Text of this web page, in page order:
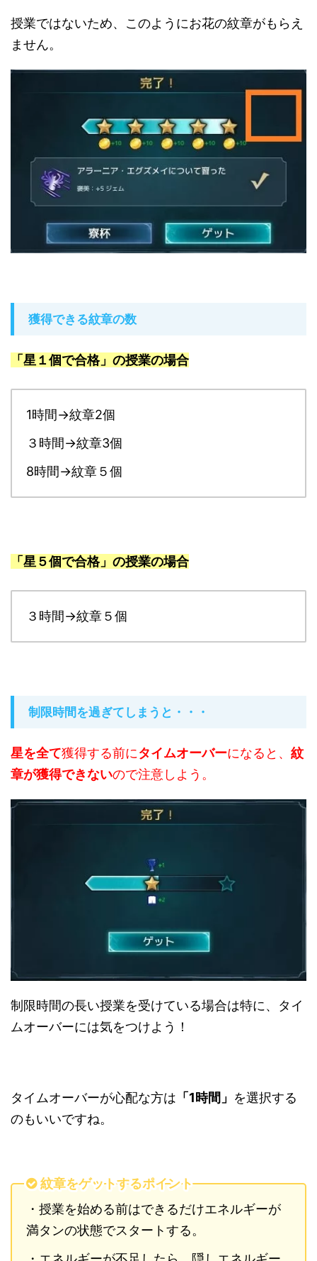
授業ではないため、このようにお花の紋章がもらえ
ません。
獲得できる紋章の数
「星１個で合格」の授業の場合
1時間→紋章2個
３時間→紋章3個
8時間→紋章５個
「星５個で合格」の授業の場合
３時間→紋章５個
制限時間を過ぎてしまうと・・・
星を全て獲得する前にタイムオーバーになると、 紋
章が獲得できないので注意しよう。
制限時間の長い授業を受けている場合は特に、タイ
ムオーバーには気をつけよう！
タイムオーバーが心配な方は 「1時間」 を選択する
のもいいですね。
紋章をゲットするポイント
・授業を始める前はできるだけエネルギーが
満タンの状態でスタートする。